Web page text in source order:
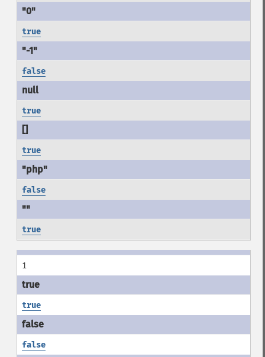
true
false
true
true
false
true
1
true
false